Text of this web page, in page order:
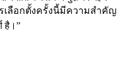
รเลือกตั้งครั้งนี้มีความสำคัญ
है।”